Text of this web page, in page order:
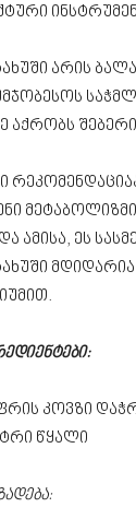
არის
აქრობს
ამისა, ეს
მდიდარია
კოვზი
წყალი